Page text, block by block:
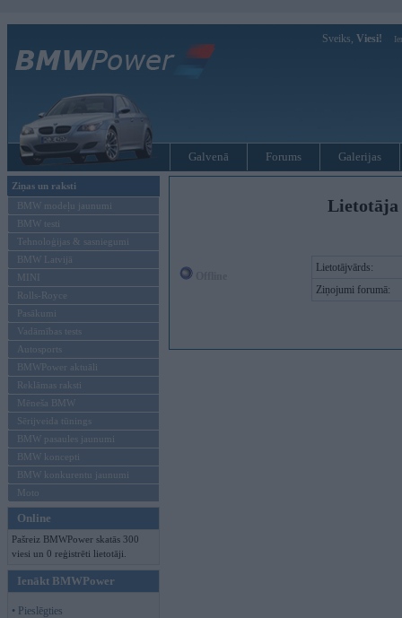
Sveiks, Viesi!
Galvenā Forums Galerijas
Ziņas un raksti
BMW modeļu jaunumi
BMW testi
Tehnoloģijas & sasniegumi
BMW Latvijā
MINI
Rolls-Royce
Pasākumi
Vadāmības tests
Autosports
BMWPower aktuāli
Reklāmas raksti
Mēneša BMW
Sērijveida tūnings
BMW pasaules jaunumi
BMW koncepti
BMW konkurentu jaunumi
Moto
Online
Pašreiz BMWPower skatās 300
viesi un 0 reģistrēti lietotāji.
Ienākt BMWPower
• Pieslēgties
Lietotājvārds:
Ziņojumi forumā: